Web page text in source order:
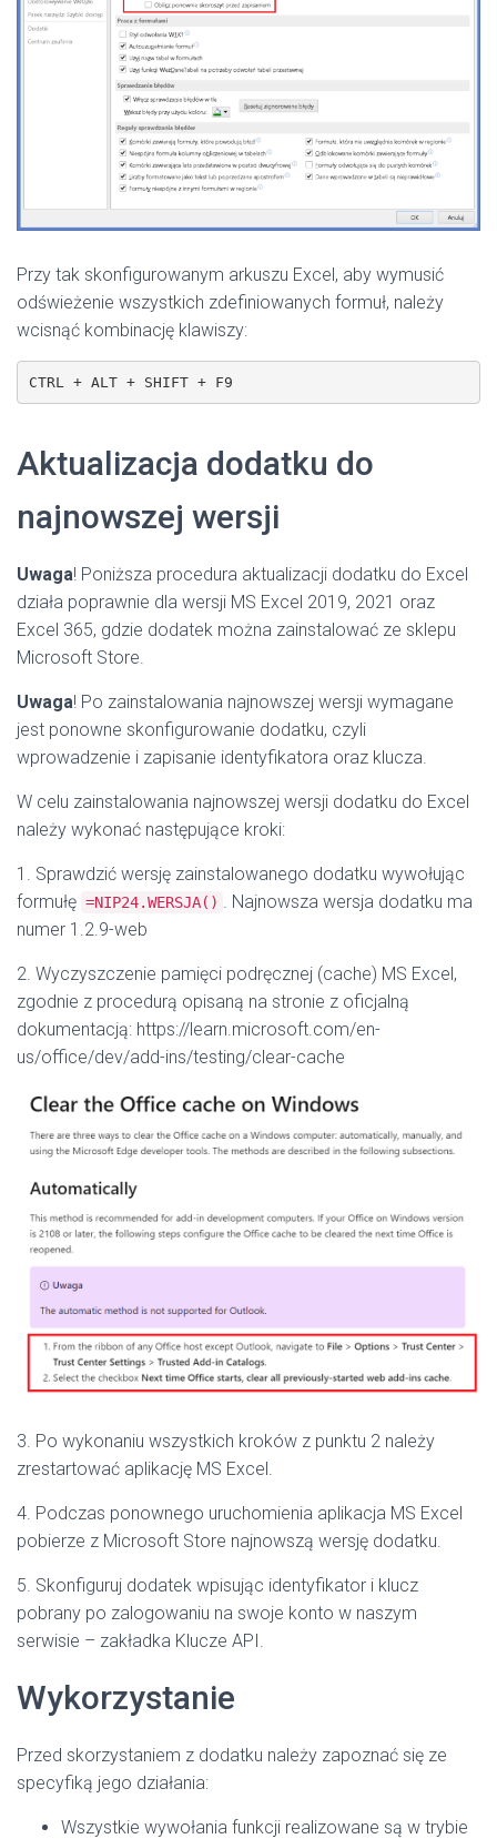
Przy tak skonfigurowanym arkuszu Excel, aby wymusić
odświeżenie wszystkich zdefiniowanych formuł, należy
wcisnąć kombinację klawiszy:
CTRL + ALT + SHIFT + F9
Aktualizacja dodatku do
najnowszej wersji
Uwaga! Poniższa procedura aktualizacji dodatku do Excel
działa poprawnie dla wersji MS Excel 2019, 2021 oraz
Excel 365, gdzie dodatek można zainstalować ze sklepu
Microsoft Store.
Uwaga! Po zainstalowania najnowszej wersji wymagane
jest ponowne skonfigurowanie dodatku, czyli
wprowadzenie i zapisanie identyfikatora oraz klucza.
W celu zainstalowania najnowszej wersji dodatku do Excel
należy wykonać następujące kroki:
1. Sprawdzić wersję zainstalowanego dodatku wywołując
formułę =NIP24.WERSJA() . Najnowsza wersja dodatku ma
numer 1.2.9-web
2. Wyczyszczenie pamięci podręcznej (cache) MS Excel,
zgodnie z procedurą opisaną na stronie z oficjalną
dokumentacją: https://learn.microsoft.com/en-
us/office/dev/add-ins/testing/clear-cache
3. Po wykonaniu wszystkich kroków z punktu 2 należy
zrestartować aplikację MS Excel.
4. Podczas ponownego uruchomienia aplikacja MS Excel
pobierze z Microsoft Store najnowszą wersję dodatku.
5. Skonfiguruj dodatek wpisując identyfikator i klucz
pobrany po zalogowaniu na swoje konto w naszym
serwisie – zakładka Klucze API.
Wykorzystanie
Przed skorzystaniem z dodatku należy zapoznać się ze
specyfiką jego działania:
Wszystkie wywołania funkcji realizowane są w trybie